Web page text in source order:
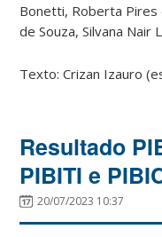
Bonetti, Roberta Pires
de Souza, Silvana Nair
Texto: Crizan Izauro
Resultado
PIBITI e
20/07/2023 10:37